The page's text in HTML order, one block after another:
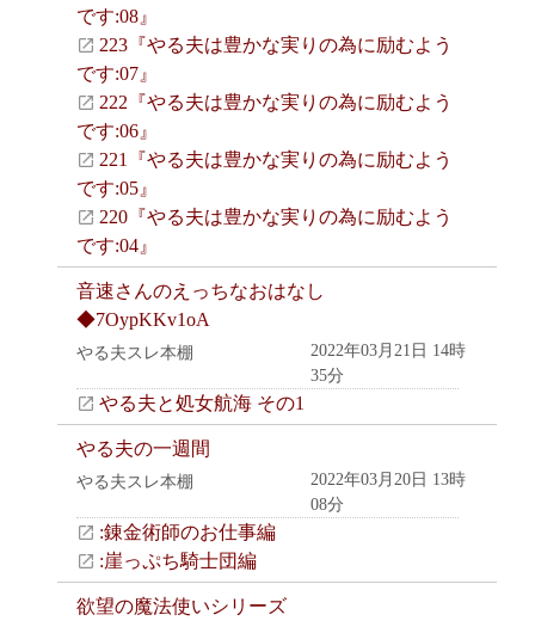
です:08』
223『やる夫は豊かな実りの為に励むよう
です:07』
222『やる夫は豊かな実りの為に励むよう
です:06』
221『やる夫は豊かな実りの為に励むよう
です:05』
220『やる夫は豊かな実りの為に励むよう
です:04』
音速さんのえっちなおはなし
◆7OypKKv1oA
やる夫スレ本棚
2022年03月21日 14時
35分
やる夫と処女航海 その1
やる夫の一週間
やる夫スレ本棚
2022年03月20日 13時
08分
:錬金術師のお仕事編
:崖っぷち騎士団編
欲望の魔法使いシリーズ